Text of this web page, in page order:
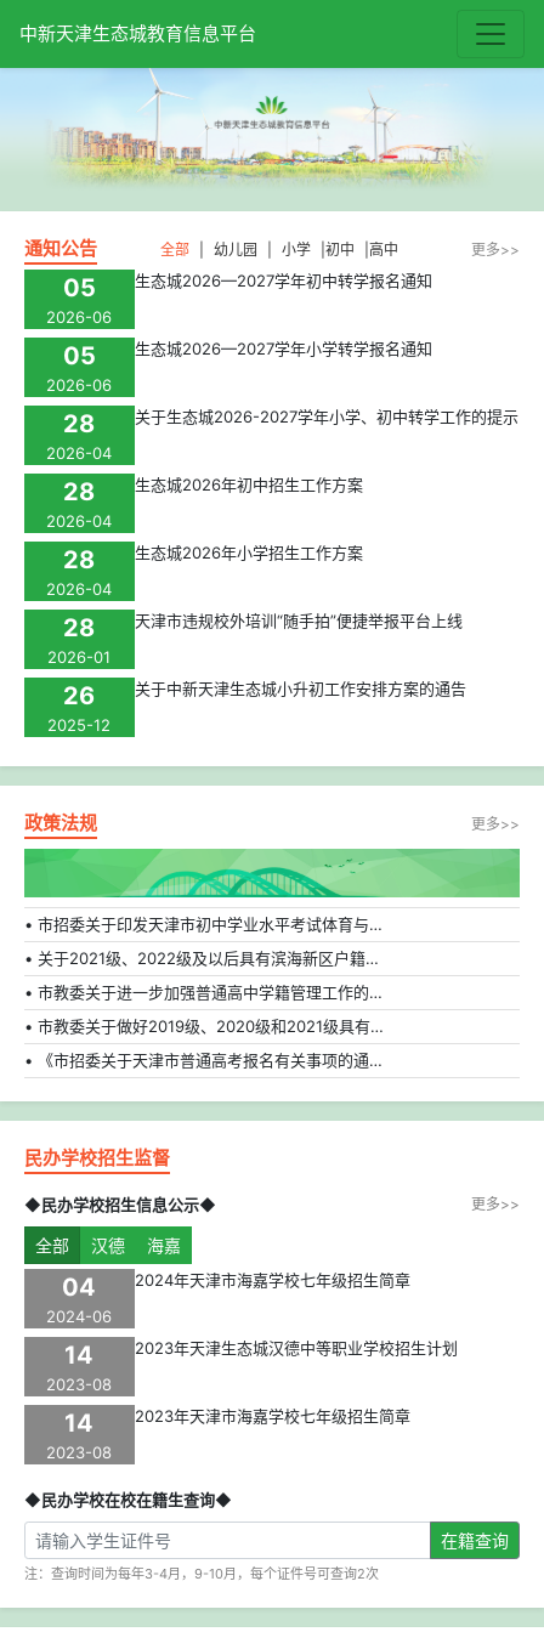
中新天津生态城教育信息平台
通知公告 全部 幼儿园 小学 初中 高中 更多>>
05
2026-06
生态城2026—2027学年初中转学报名通知
05
2026-06
生态城2026—2027学年小学转学报名通知
28
2026-04
关于生态城2026-2027学年小学、初中转学工作的提示
28
2026-04
生态城2026年初中招生工作方案
28
2026-04
生态城2026年小学招生工作方案
28
2026-01
天津市违规校外培训“随手拍”便捷举报平台上线
26
2025-12
关于中新天津生态城小升初工作安排方案的通告
政策法规 更多>>
• 市招委关于印发天津市初中学业水平考试体育与健康科目补充方案的通知
• 关于2021级、2022级及以后具有滨海新区户籍在外省市普通高中就读学生转学的相关规定
• 市教委关于进一步加强普通高中学籍管理工作的通知
• 市教委关于做好2019级、2020级和2021级具有天津市户籍在外省市普通高中就读学生转学工作的通知
• 《市招委关于天津市普通高考报名有关事项的通知》的解读
民办学校招生监督
◆民办学校招生信息公示◆ 更多>>
全部 汉德 海嘉
04
2024-06
2024年天津市海嘉学校七年级招生简章
14
2023-08
2023年天津生态城汉德中等职业学校招生计划
14
2023-08
2023年天津市海嘉学校七年级招生简章
◆民办学校在校在籍生查询◆
在籍查询
注：查询时间为每年3-4月，9-10月，每个证件号可查询2次